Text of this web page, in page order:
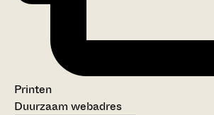
Printen
Duurzaam webadres